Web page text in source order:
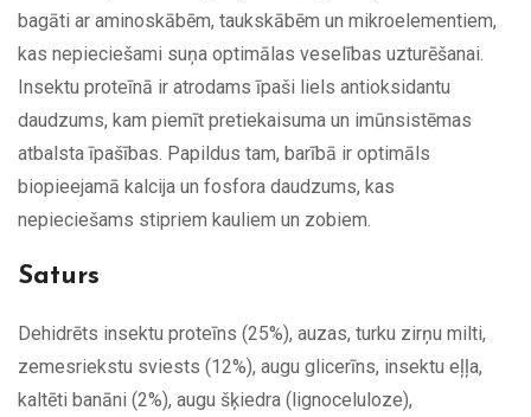
bagāti ar aminoskābēm, taukskābēm un mikroelementiem,
kas nepieciešami suņa optimālas veselības uzturēšanai.
Insektu proteīnā ir atrodams īpaši liels antioksidantu
daudzums, kam piemīt pretiekaisuma un imūnsistēmas
atbalsta īpašības. Papildus tam, barībā ir optimāls
biopieejamā kalcija un fosfora daudzums, kas
nepieciešams stipriem kauliem un zobiem.
Saturs
Dehidrēts insektu proteīns (25%), auzas, turku zirņu milti,
zemesriekstu sviests (12%), augu glicerīns, insektu eļļa,
kaltēti banāni (2%), augu šķiedra (lignoceluloze),